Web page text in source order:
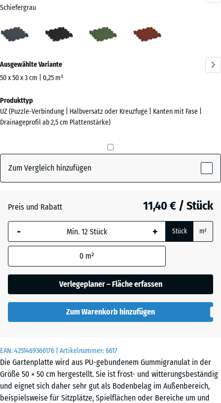
EAN:4251469366176 | Artikelnummer:6617
Die Gartenplatte wird aus PU-gebundenem Gummigranulat in der
Größe 50 × 50 cm hergestellt. Sie ist frost- und witterungsbeständig
und eignet sich daher sehr gut als Bodenbelag im Außenbereich,
beispielsweise für Sitzplätze, Spielflächen oder Bereiche um und
Schiefergrau
Schiefergrau
(active)
Informationen
zu
Farben?
Farbpalette
Schiefergrau(active)
+ 0,50 €
Ausgewählte Variante
50 x 50 x 3 cm | 0,25 m²
Abmessungen
für
den
x
540
Die gewählte, blau
umrandete
Abmessung wird
Produktdaten nicht
anders angegeben)
für die
Bedarfsberechnung
x
50
x 3
cm
|
Produkttyp
UZ (Puzzle-Verbindung | Halbversatz oder Kreuzfuge | Kanten mit Fase |
Drainageprofil ab 2,5 cm Plattenstärke)
Zum Vergleich hinzufügen
Preis und Rabatt 11,40 € / Stück
- + Stück m²
0 m²
Verlegeplaner – Fläche erfassen
Zum Warenkorb hinzufügen